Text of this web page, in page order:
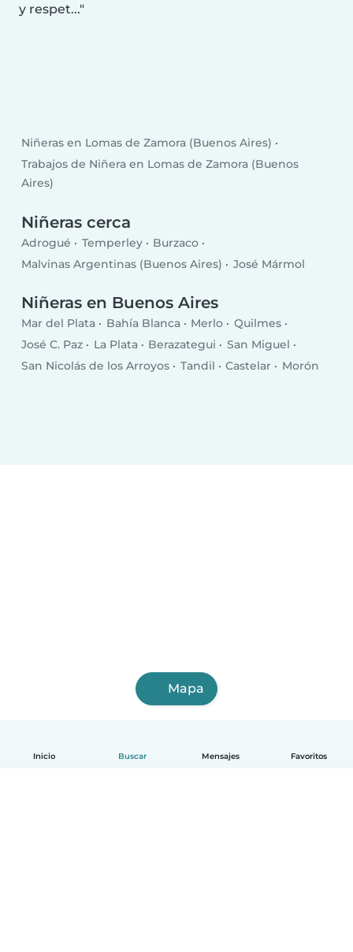
Inicio Buscar Mensajes Favoritos
y respet...
Niñeras en Lomas de Zamora (Buenos Aires)
Trabajos de Niñera en Lomas de Zamora (Buenos
Aires)
Niñeras cerca
Adrogué Temperley
Burzaco
Malvinas Argentinas (Buenos Aires)
José Mármol
Niñeras en Buenos Aires
Mar del Plata Bahía Blanca Merlo
Quilmes
José C. Paz
La Plata Berazategui
San Miguel
San Nicolás de los Arroyos
Tandil Castelar Morón
Mapa